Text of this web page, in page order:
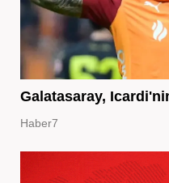
Galatasaray,
Haber7